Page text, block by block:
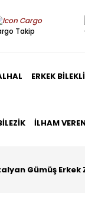
Takip
ERKEK
İLHAM
Gümüş Erkek